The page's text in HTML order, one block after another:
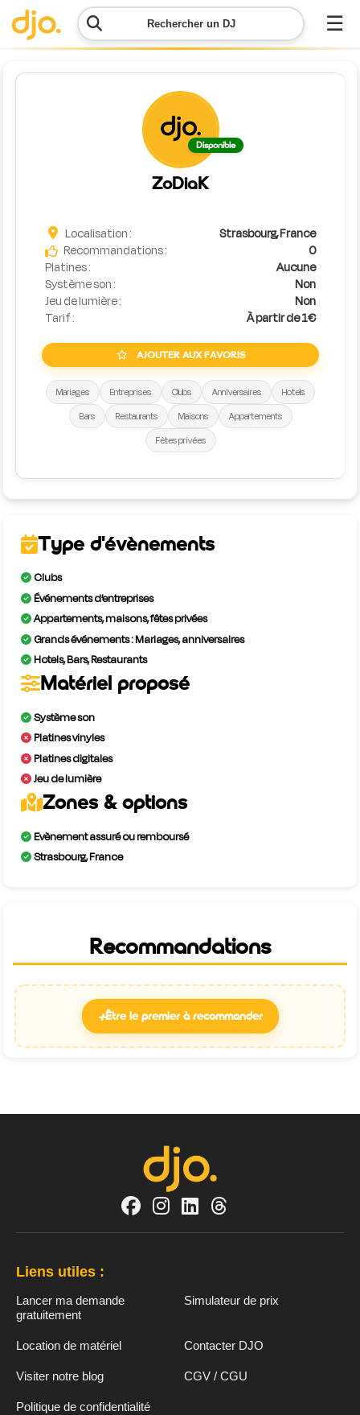
Rechercher un DJ ☰
Menu
demande
Simulateur
de prix
Disponible
ZoDiaK
Localisation :
Strasbourg, France
Recommandations :
0
Platines :
Aucune
Système son :
Non
Jeu de lumière :
Non
Tarif :
À partir de 1€
AJOUTER AUX FAVORIS
Mariages Entreprises Clubs Anniversaires
Hotels
Bars
Restaurants Maisons
Appartements
Fêtes privées
Type d'évènements
Clubs
Événements d’entreprises
Appartements, maisons, fêtes privées
Grands événements : Mariages, anniversaires
Hotels, Bars, Restaurants
Matériel proposé
Système son
Platines vinyles
Platines digitales
Jeu de lumière
Zones & options
Evènement assuré ou remboursé
Strasbourg, France
Recommandations
+Être le premier à recommander
Liens utiles :
Lancer ma demande
gratuitement
Simulateur de prix
Location de matériel Contacter DJO
Visiter notre blog CGV / CGU
Politique de confidentialité